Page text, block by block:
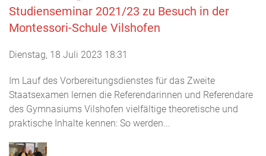
Studienseminar 2021/23 zu Besuch in der
Montessori-Schule Vilshofen
Dienstag, 18 Juli 2023 18:31
Im Lauf des Vorbereitungsdienstes für das Zweite
Staatsexamen lernen die Referendarinnen und Referendare
des Gymnasiums Vilshofen vielfältige theoretische und
praktische Inhalte kennen: So werden...